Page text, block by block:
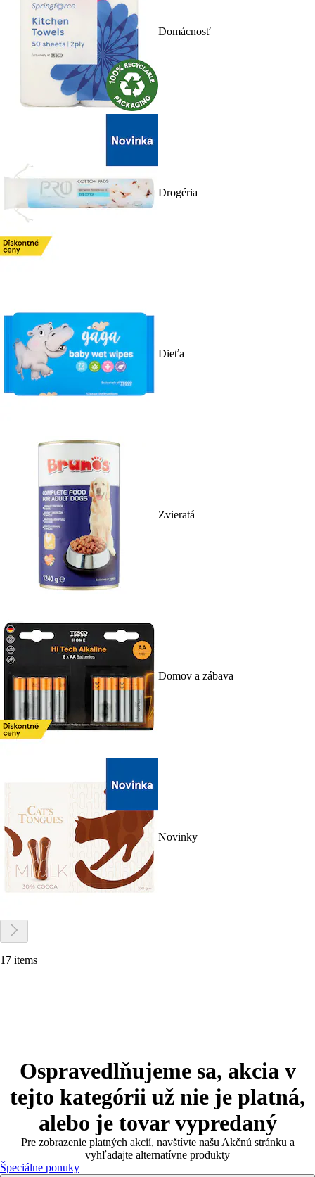
Domácnosť
Drogéria
Dieťa
Zvieratá
Domov a zábava
Novinky
17 items
Ospravedlňujeme sa, akcia v
tejto kategórii už nie je platná,
alebo je tovar vypredaný
Pre zobrazenie platných akcií, navštívte našu Akčnú stránku a
vyhľadajte alternatívne produkty
Špeciálne ponuky